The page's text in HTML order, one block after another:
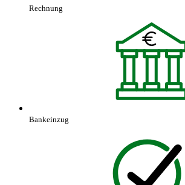
Rechnung
Bankeinzug